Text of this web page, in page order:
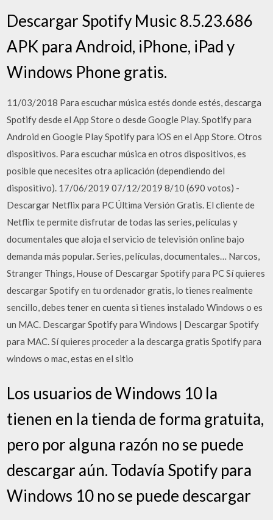
Descargar Spotify Music 8.5.23.686
APK para Android, iPhone, iPad y
Windows Phone gratis.
11/03/2018 Para escuchar música estés donde estés, descarga
Spotify desde el App Store o desde Google Play. Spotify para
Android en Google Play Spotify para iOS en el App Store. Otros
dispositivos. Para escuchar música en otros dispositivos, es
posible que necesites otra aplicación (dependiendo del
dispositivo). 17/06/2019 07/12/2019 8/10 (690 votos) -
Descargar Netflix para PC Última Versión Gratis. El cliente de
Netflix te permite disfrutar de todas las series, películas y
documentales que aloja el servicio de televisión online bajo
demanda más popular. Series, películas, documentales… Narcos,
Stranger Things, House of Descargar Spotify para PC Sí quieres
descargar Spotify en tu ordenador gratis, lo tienes realmente
sencillo, debes tener en cuenta si tienes instalado Windows o es
un MAC. Descargar Spotify para Windows | Descargar Spotify
para MAC. Sí quieres proceder a la descarga gratis Spotify para
windows o mac, estas en el sitio
Los usuarios de Windows 10 la
tienen en la tienda de forma gratuita,
pero por alguna razón no se puede
descargar aún. Todavía Spotify para
Windows 10 no se puede descargar